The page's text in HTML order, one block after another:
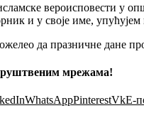
вероисповести у
и у своје име, упућујем
да празничне дане
мрежама!
WhatsAppPinterestVkЕ-